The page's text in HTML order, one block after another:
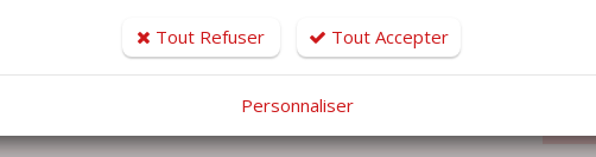
Tout Refuser Tout Accepter
Personnaliser